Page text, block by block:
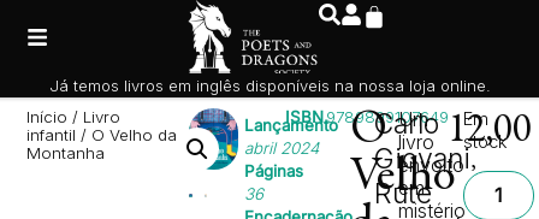
Início / Livro
infantil / O Velho da
Montanha
Lançamento
abril 2024
Páginas
36
ISBN9789899107649
O
Velho
Carlo
Giovani,
Rute
Um
livro
envolto
em
mistério
12,00
Em
stock
Já temos livros em inglês disponíveis na nossa loja online.